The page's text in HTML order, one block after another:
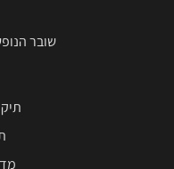
שובר